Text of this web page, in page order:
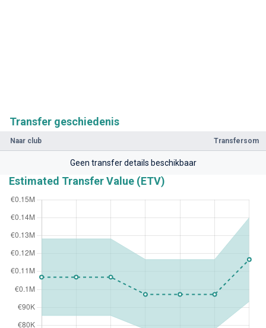
Transfer geschiedenis
Naar club Transfersom
Geen transfer details beschikbaar
Estimated Transfer Value (ETV)